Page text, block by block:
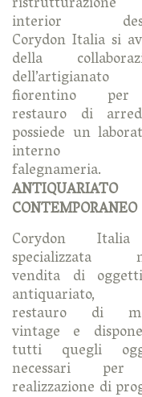
interior
Corydon Italia si
della
dell’artigianato
fiorentino
restauro di
possiede un
interno
falegnameria.
ANTIQUARIATO
CONTEMPORANEO
Corydon
specializzata
vendita di
antiquariato,
restauro di
vintage e
tutti quegli
necessari
realizzazione di